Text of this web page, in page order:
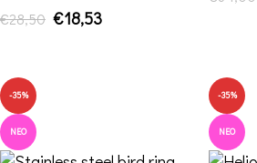
€28,50 €18,53
-35%
ΝΈΟ
-35%
ΝΈΟ